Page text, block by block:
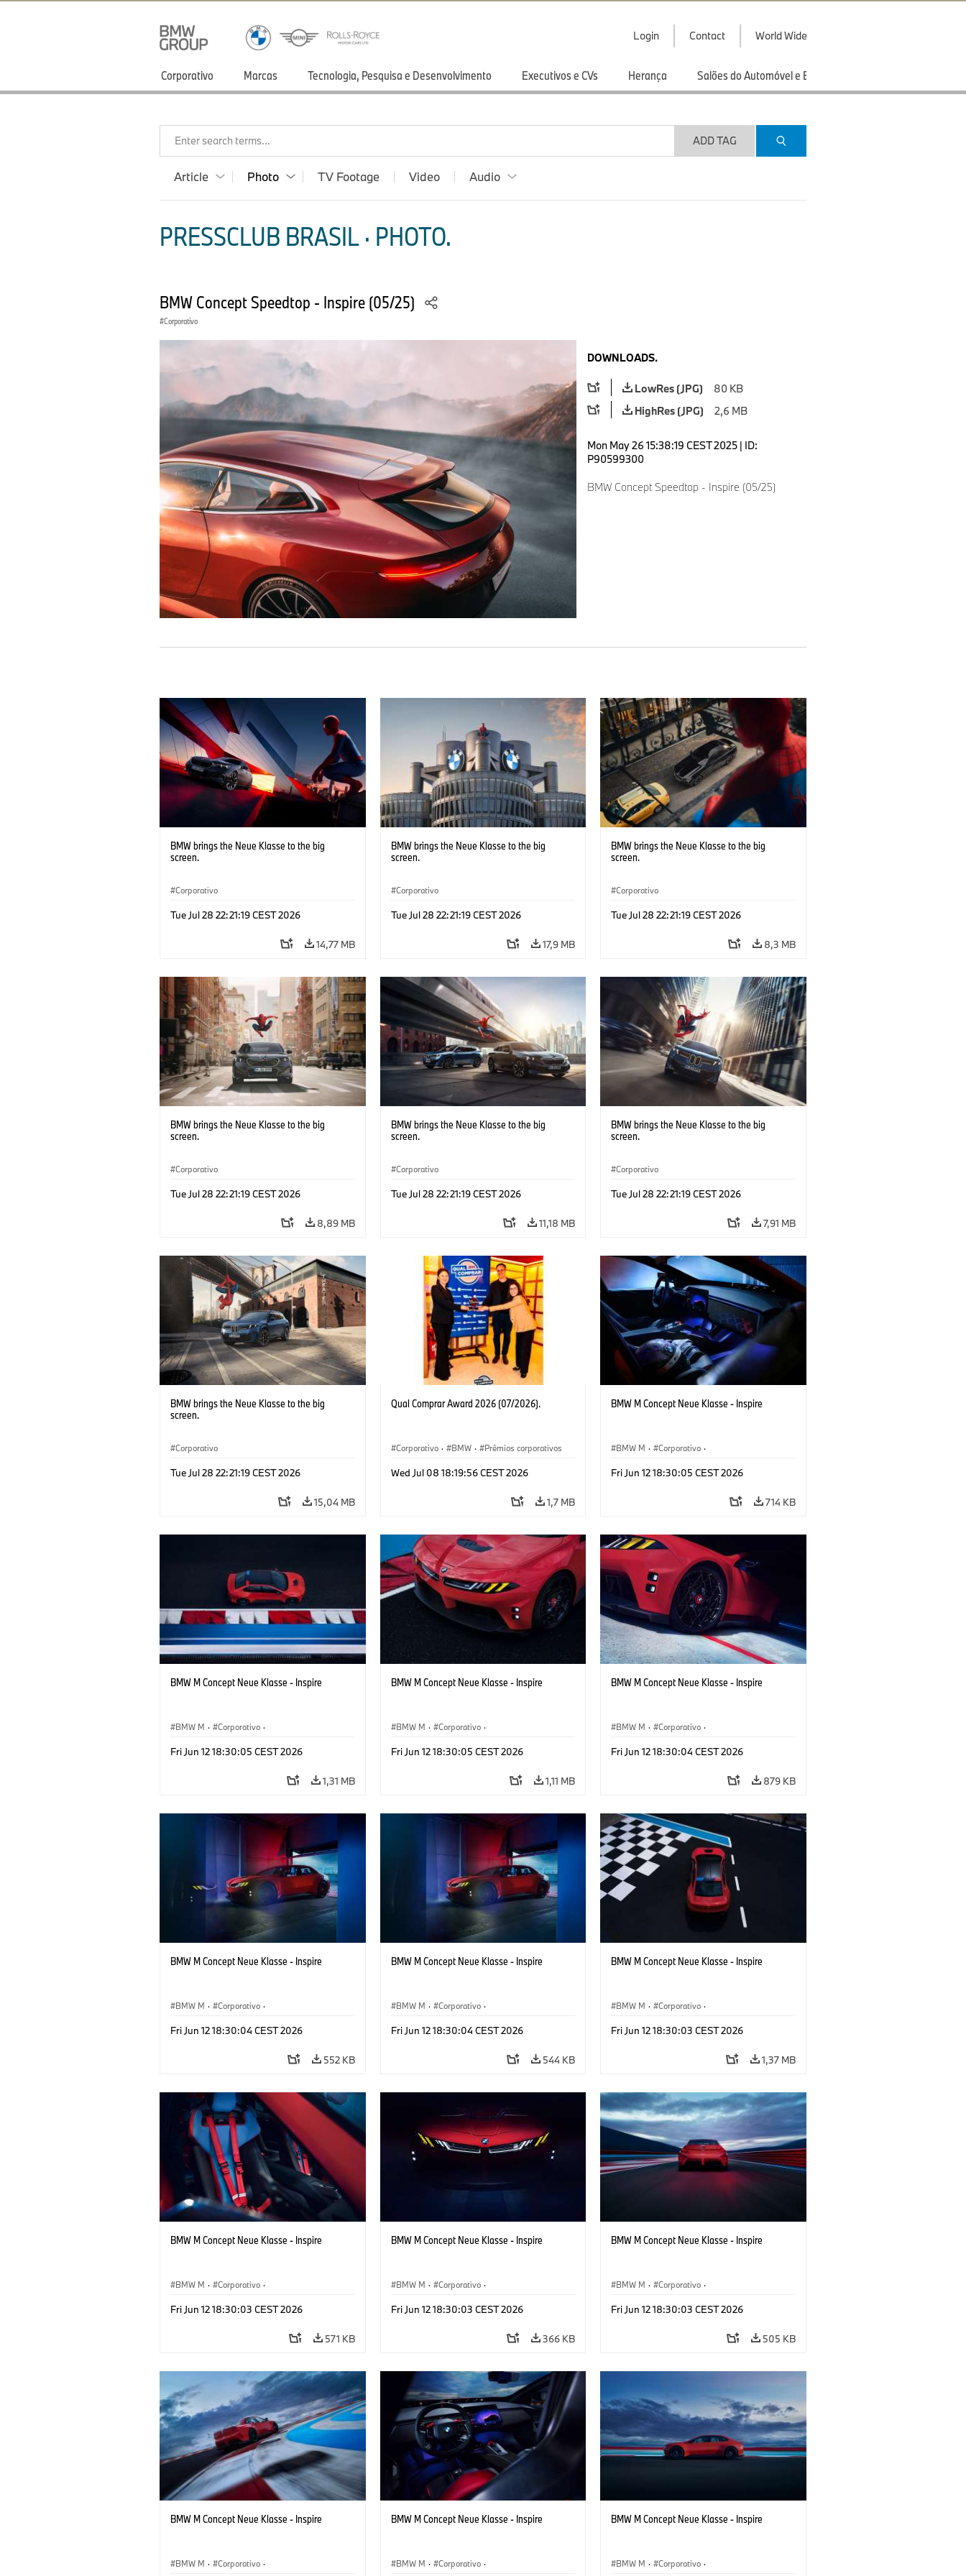
Login Contact World Wide
Corporativo Marcas Tecnologia, Pesquisa e Desenvolvimento Executivos e CVs Herança Salões do Automóvel e Exibições
Enter search terms... ADD TAG
Article Photo TV Footage Video Audio
PRESSCLUB BRASIL · PHOTO.
BMW Concept Speedtop - Inspire (05/25)
Corporativo
DOWNLOADS.
LowRes (JPG)
80 KB
HighRes (JPG)
2,6 MB
Mon May 26 15:38:19 CEST 2025 | ID:
P90599300
BMW Concept Speedtop - Inspire (05/25)
BMW brings the Neue Klasse to the big
screen.
Corporativo
Tue Jul 28 22:21:19 CEST 2026
14,77 MB
BMW brings the Neue Klasse to the big
screen.
Corporativo
Tue Jul 28 22:21:19 CEST 2026
17,9 MB
BMW brings the Neue Klasse to the big
screen.
Corporativo
Tue Jul 28 22:21:19 CEST 2026
8,3 MB
BMW brings the Neue Klasse to the big
screen.
Corporativo
Tue Jul 28 22:21:19 CEST 2026
8,89 MB
BMW brings the Neue Klasse to the big
screen.
Corporativo
Tue Jul 28 22:21:19 CEST 2026
11,18 MB
BMW brings the Neue Klasse to the big
screen.
Corporativo
Tue Jul 28 22:21:19 CEST 2026
7,91 MB
BMW brings the Neue Klasse to the big
screen.
Corporativo
Tue Jul 28 22:21:19 CEST 2026
15,04 MB
Qual Comprar Award 2026 (07/2026).
Corporativo · BMW · Prêmios corporativos
Wed Jul 08 18:19:56 CEST 2026
1,7 MB
BMW M Concept Neue Klasse - Inspire
BMW M · Corporativo ·
Fri Jun 12 18:30:05 CEST 2026
714 KB
BMW M Concept Neue Klasse - Inspire
BMW M · Corporativo ·
Fri Jun 12 18:30:05 CEST 2026
1,31 MB
BMW M Concept Neue Klasse - Inspire
BMW M · Corporativo ·
Fri Jun 12 18:30:05 CEST 2026
1,11 MB
BMW M Concept Neue Klasse - Inspire
BMW M · Corporativo ·
Fri Jun 12 18:30:04 CEST 2026
879 KB
BMW M Concept Neue Klasse - Inspire
BMW M · Corporativo ·
Fri Jun 12 18:30:04 CEST 2026
552 KB
BMW M Concept Neue Klasse - Inspire
BMW M · Corporativo ·
Fri Jun 12 18:30:04 CEST 2026
544 KB
BMW M Concept Neue Klasse - Inspire
BMW M · Corporativo ·
Fri Jun 12 18:30:03 CEST 2026
1,37 MB
BMW M Concept Neue Klasse - Inspire
BMW M · Corporativo ·
Fri Jun 12 18:30:03 CEST 2026
571 KB
BMW M Concept Neue Klasse - Inspire
BMW M · Corporativo ·
Fri Jun 12 18:30:03 CEST 2026
366 KB
BMW M Concept Neue Klasse - Inspire
BMW M · Corporativo ·
Fri Jun 12 18:30:03 CEST 2026
505 KB
BMW M Concept Neue Klasse - Inspire
BMW M · Corporativo ·
BMW M Concept Neue Klasse - Inspire
BMW M · Corporativo ·
BMW M Concept Neue Klasse - Inspire
BMW M · Corporativo ·